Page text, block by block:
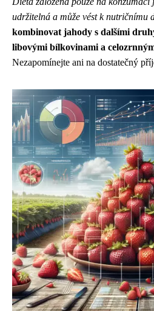
udržitelná a může vést k nutričnímu
kombinovat jahody s dalšími
libovými bílkovinami a
Nezapomínejte ani na dostatečný